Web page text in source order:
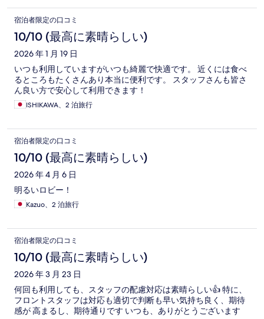
宿泊者限定の口コミ
10/10 (最高に素晴らしい)
2026 年 1 月 19 日
いつも利用していますがいつも綺麗で快適です。 近くには食べ
るところもたくさんあり本当に便利です。 スタッフさんも皆さ
ん良い方で安心して利用できます！
ISHIKAWA、2 泊旅行
宿泊者限定の口コミ
10/10 (最高に素晴らしい)
2026 年 4 月 6 日
明るいロビー！
Kazuo、2 泊旅行
宿泊者限定の口コミ
10/10 (最高に素晴らしい)
2026 年 3 月 23 日
何回も利用しても、スタッフの配慮対応は素晴らしい👍 特に、
フロントスタッフは対応も適切で判断も早い気持ち良く、期待
感が 高まるし、期待通りです いつも、ありがとうございます